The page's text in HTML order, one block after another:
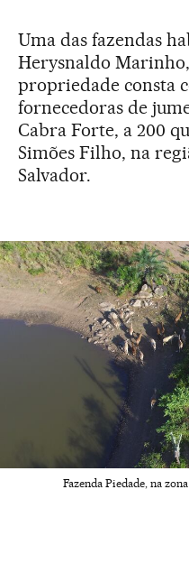
Uma das fazendas
Herysnaldo
propriedade consta
fornecedoras de
Cabra Forte, a 200
Simões Filho, na
Salvador.
Fazenda Piedade, na